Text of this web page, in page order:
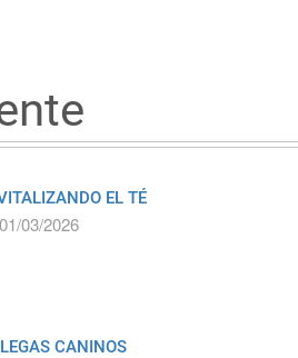
EL TÉ
03/2026
CANINOS